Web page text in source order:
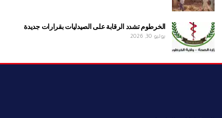
الخرطوم تشدد الرقابة على الصيدليات بقرارات جديدة
يوليو 30, 2026